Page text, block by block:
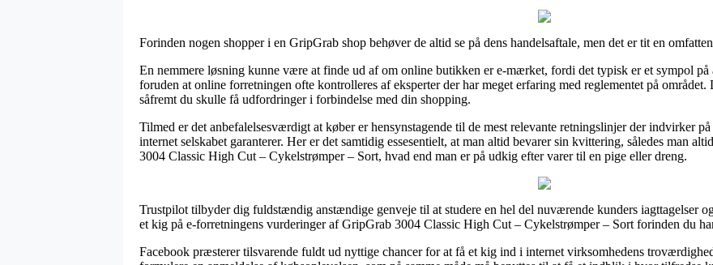
Forinden nogen shopper i en GripGrab shop behøver de altid se på dens handelsaftale, men det er tit en
En nemmere løsning kunne være at finde ud af om online butikken er e-mærket, fordi det typisk er et sympol
foruden at online forretningen ofte kontrolleres af eksperter der har meget erfaring med reglementet på
såfremt du skulle få udfordringer i forbindelse med din shopping.
Tilmed er det anbefalelsesværdigt at køber er hensynstagende til de mest relevante retningslinjer der indvirker
internet selskabet garanterer. Her er det samtidig essesentielt, at man altid bevarer sin kvittering, således man
3004 Classic High Cut – Cykelstrømper – Sort, hvad end man er på udkig efter varer til en pige eller dreng.
Trustpilot tilbyder dig fuldstændig anstændige genveje til at studere en hel del nuværende kunders iagttagelser
et kig på e-forretningens vurderinger af GripGrab 3004 Classic High Cut – Cykelstrømper – Sort forinden du
Facebook præsterer tilsvarende fuldt ud nyttige chancer for at få et kig ind i internet virksomhedens